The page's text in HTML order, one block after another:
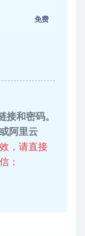
免费
接和密码。
阿里云
，请直接
：